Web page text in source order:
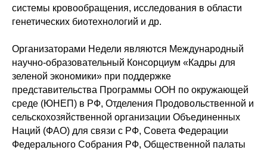
системы кровообращения, исследования в области
генетических биотехнологий и др.
Организаторами Недели являются Международный
научно-образовательный Консорциум «Кадры для
зеленой экономики» при поддержке
представительства Программы ООН по окружающей
среде (ЮНЕП) в РФ, Отделения Продовольственной и
сельскохозяйственной организации Объединенных
Наций (ФАО) для связи с РФ, Совета Федерации
Федерального Собрания РФ, Общественной палаты